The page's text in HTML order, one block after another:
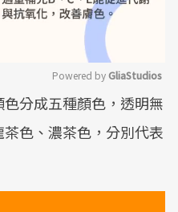
Mute
Powered by GliaStudios
分成五種顏色，透明無
色、濃茶色，分別代表